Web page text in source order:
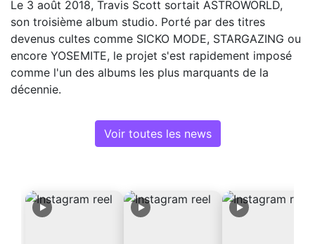
Le 3 août 2018, Travis Scott sortait ASTROWORLD,
son troisième album studio. Porté par des titres
devenus cultes comme SICKO MODE, STARGAZING ou
encore YOSEMITE, le projet s'est rapidement imposé
comme l'un des albums les plus marquants de la
décennie.
Voir toutes les news